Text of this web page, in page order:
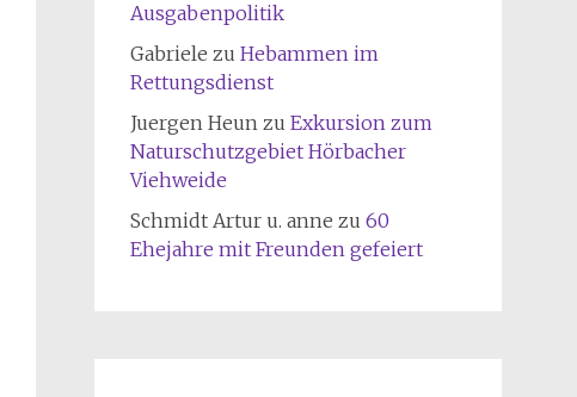
Ausgabenpolitik
Gabriele zu Hebammen im
Rettungsdienst
Juergen Heunzu Exkursion zum
Naturschutzgebiet Hörbacher
Viehweide
Schmidt Artur u. anne zu 60
Ehejahre mit Freunden gefeiert